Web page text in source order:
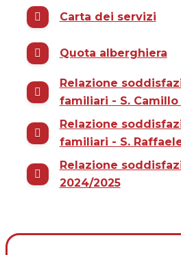
Carta dei servizi
Quota alberghiera
Relazione
familiari - S. Camillo
Relazione
familiari - S.
Relazione
2024/2025